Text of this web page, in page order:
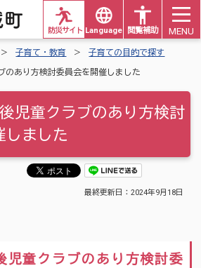
Languages 閲覧補助
防災サイト MENU
子育て・教育
子育ての目的で探す
あり方検討委員会を開催しました
児童クラブのあり方検討
しました
最終更新日： 2024年9月18日
童クラブのあり方検討委